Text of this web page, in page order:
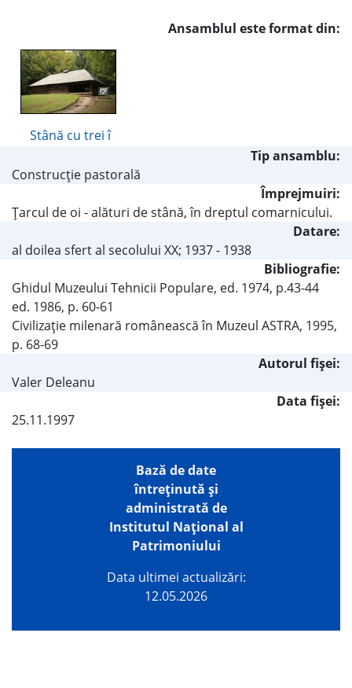
Ansamblul este format din:
Stână cu trei î
Tip ansamblu:
Construcţie pastorală
Împrejmuiri:
Ţarcul de oi - alături de stână, în dreptul comarnicului.
Datare:
al doilea sfert al secolului XX; 1937 - 1938
Bibliografie:
Ghidul Muzeului Tehnicii Populare, ed. 1974, p.43-44
ed. 1986, p. 60-61
Civilizaţie milenară românească în Muzeul ASTRA, 1995,
p. 68-69
Autorul fişei:
Valer Deleanu
Data fișei:
25.11.1997
Bază de date
întreţinută şi
administrată de
Institutul Național al
Patrimoniului
Data ultimei actualizări:
12.05.2026